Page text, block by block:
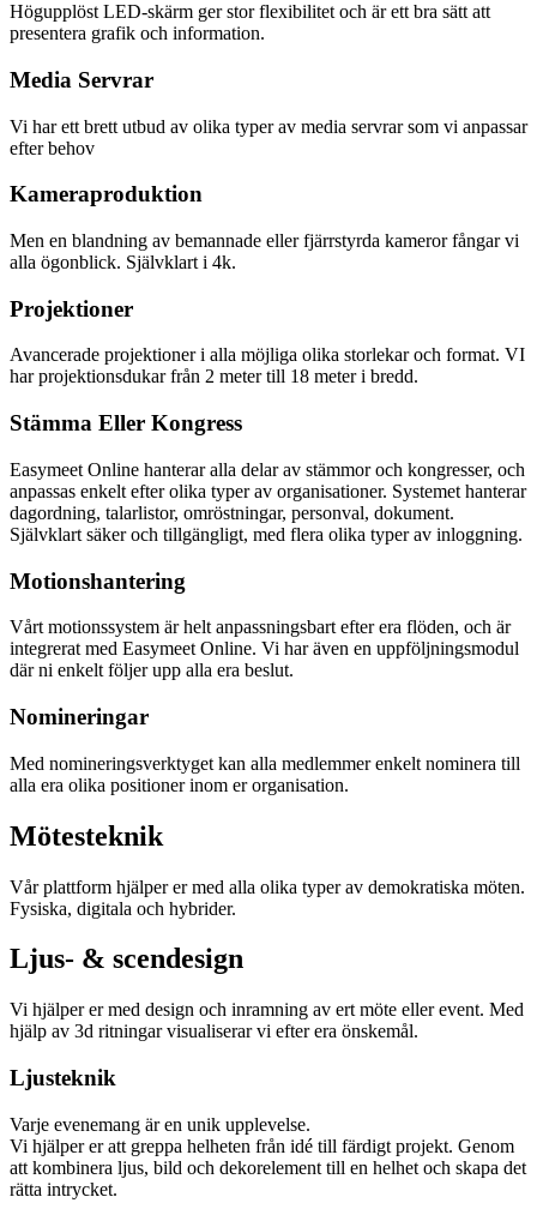
Högupplöst LED-skärm ger stor flexibilitet och är ett bra sätt att
presentera grafik och information.
Media Servrar
Vi har ett brett utbud av olika typer av media servrar som vi anpassar
efter behov
Kameraproduktion
Men en blandning av bemannade eller fjärrstyrda kameror fångar vi
alla ögonblick. Självklart i 4k.
Projektioner
Avancerade projektioner i alla möjliga olika storlekar och format. VI
har projektionsdukar från 2 meter till 18 meter i bredd.
Stämma Eller Kongress
Easymeet Online hanterar alla delar av stämmor och kongresser, och
anpassas enkelt efter olika typer av organisationer. Systemet hanterar
dagordning, talarlistor, omröstningar, personval, dokument.
Självklart säker och tillgängligt, med flera olika typer av inloggning.
Motionshantering
Vårt motionssystem är helt anpassningsbart efter era flöden, och är
integrerat med Easymeet Online. Vi har även en uppföljningsmodul
där ni enkelt följer upp alla era beslut.
Nomineringar
Med nomineringsverktyget kan alla medlemmer enkelt nominera till
alla era olika positioner inom er organisation.
Mötesteknik
Vår plattform hjälper er med alla olika typer av demokratiska möten.
Fysiska, digitala och hybrider.
Ljus- & scendesign
Vi hjälper er med design och inramning av ert möte eller event. Med
hjälp av 3d ritningar visualiserar vi efter era önskemål.
Ljusteknik
Varje evenemang är en unik upplevelse.
Vi hjälper er att greppa helheten från idé till färdigt projekt. Genom
att kombinera ljus, bild och dekorelement till en helhet och skapa det
rätta intrycket.